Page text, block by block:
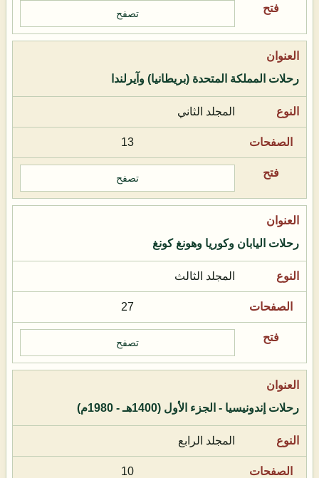
تصفح
رحلات المملكة المتحدة (بريطانيا) وآيرلندا
المجلد الثاني
13
تصفح
رحلات اليابان وكوريا وهونغ كونغ
المجلد الثالث
27
تصفح
رحلات إندونيسيا - الجزء الأول (1400هـ - 1980م)
المجلد الرابع
10